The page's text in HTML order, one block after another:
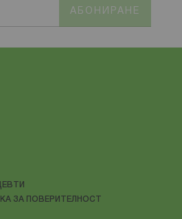
АБОНИРАНЕ
ЗА ПОВЕРИТЕЛНОСТ